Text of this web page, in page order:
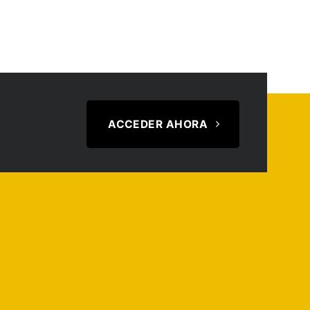
ACCEDER AHORA